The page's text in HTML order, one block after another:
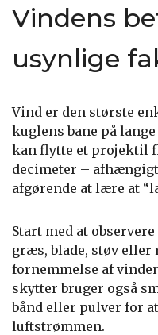
Vindens
usynlige
Vind er den største
kuglens bane på
kan flytte et projektil
decimeter –
afgørende at lære at
Start med at
græs, blade, støv eller
fornemmelse af
skytter bruger også
bånd eller pulver for
luftstrømmen.